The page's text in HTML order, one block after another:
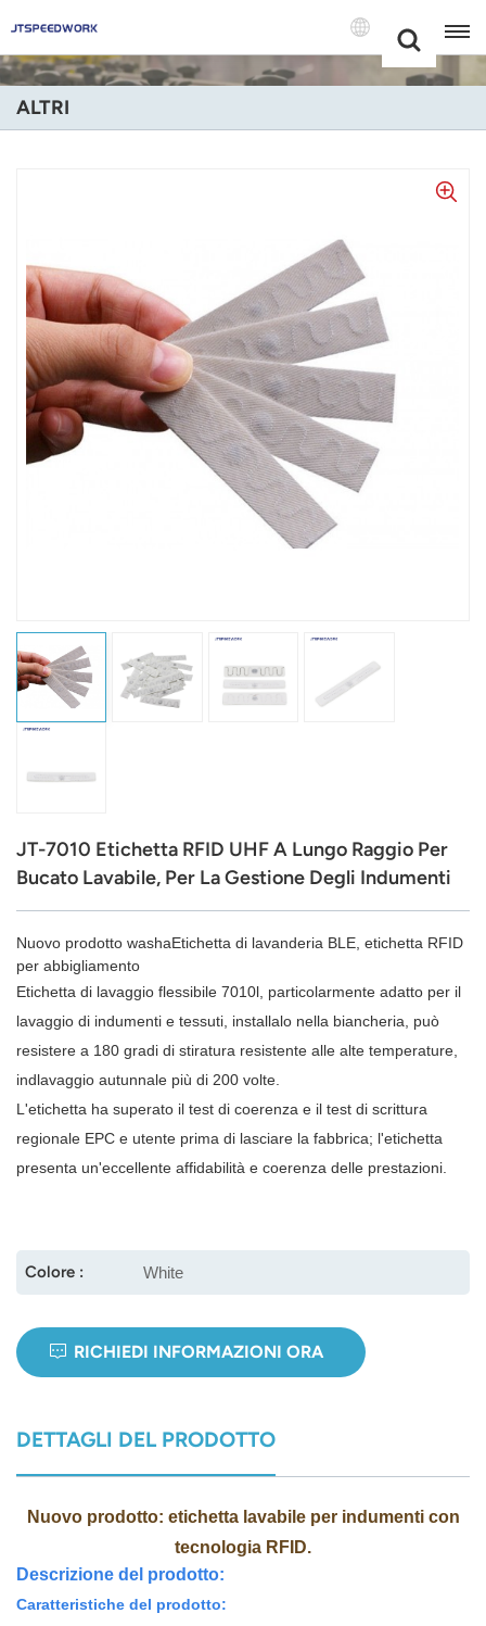
+86 -18681515767
English
Русский
Italiano
Español
Português
Nederland
عربي
Türk
Tiếng Việt
norsk
magyar
ALTRI
JT-7010 Etichetta RFID UHF A Lungo Raggio Per
Bucato Lavabile, Per La Gestione Degli Indumenti
Nuovo prodotto washaEtichetta di lavanderia BLE, etichetta RFID
per abbigliamento
Etichetta di lavaggio flessibile 7010l, particolarmente adatto per il
lavaggio di indumenti e tessuti, installalo nella biancheria, può
resistere a 180 gradi di stiratura resistente alle alte temperature,
indlavaggio autunnale più di 200 volte.
L'etichetta ha superato il test di coerenza e il test di scrittura
regionale EPC e utente prima di lasciare la fabbrica; l'etichetta
presenta un'eccellente affidabilità e coerenza delle prestazioni.
Colore : White
RICHIEDI INFORMAZIONI ORA
DETTAGLI DEL PRODOTTO
Nuovo prodotto: etichetta lavabile per indumenti con
tecnologia RFID.
Descrizione del prodotto:
Caratteristiche del prodotto: